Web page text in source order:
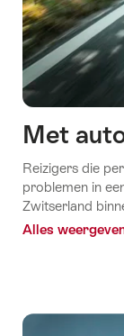
Met
Reizigers die
problemen in
Zwitserland
Alles